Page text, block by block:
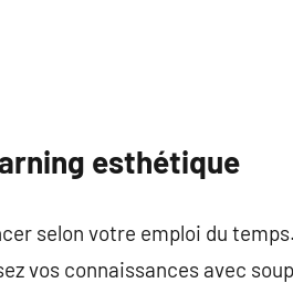
esthétique
selon votre emploi du
vos connaissances avec